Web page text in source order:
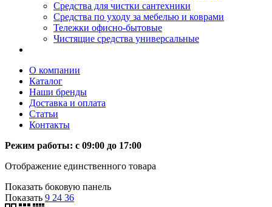
Средства для чистки сантехники
Средства по уходу за мебелью и коврами
Тележки офисно-бытовые
Чистящие средства универсальные
О компании
Каталог
Наши бренды
Доставка и оплата
Статьи
Контакты
Режим работы: c 09:00 до 17:00
Отображение единственного товара
Показать боковую панель
Показать 9 24 36